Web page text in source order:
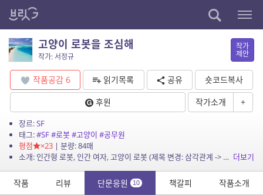
고양이 로봇을 조심해
작가: 서정규
작가
제안
작품공감 6 읽기목록 공유
숏코드복사
후원
작가소개 +
장르:SF
태그:#SF#로봇#고양이 #공무원
평점
×23| 분량: 84매
소개: 인간형 로봇, 인간 여자, 고양이 로봇 (제목 변경: 삼각관계 -> 고양이 로봇을 조심해) 더보기
작품 리뷰 단문응원 10 책갈피 작품소개